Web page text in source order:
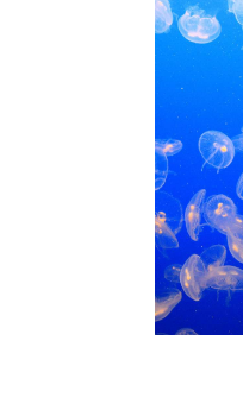
Cels de la International